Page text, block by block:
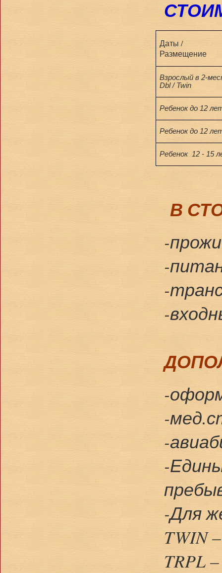
Даты /
Размещение
Взрослый в 2-
Dbl / Twin
Ребенок до 12
Ребенок до 12
Ребенок 12 - 15
В
-
-
-
-
-
-
-
-
-Для
TWIN
TRPL